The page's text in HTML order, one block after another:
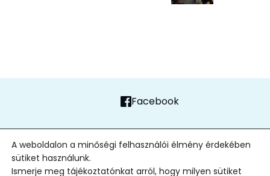
Facebook
2026| Minden jog fenntartva
A weboldalon a minőségi felhasználói élmény érdekében
sütiket használunk.
Ismerje meg tájékoztatónkat arról, hogy milyen sütiket